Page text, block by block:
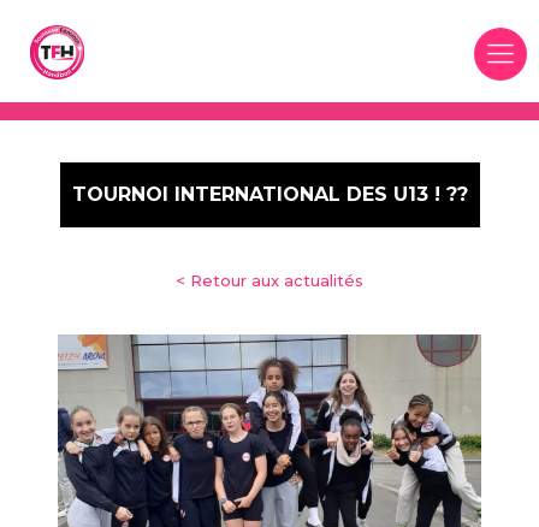
TOURNOI INTERNATIONAL DES U13 ! ??
< Retour aux actualités